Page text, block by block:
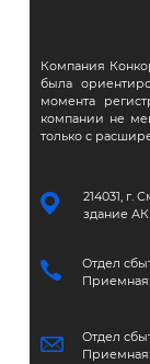
Компания
была
момента
компании не
только с
214031, г.
здание
Отдел
Приемная:
Отдел
Приемная: